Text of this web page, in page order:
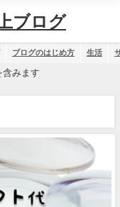
ブログ
ブログのはじめ方 生活
含みます